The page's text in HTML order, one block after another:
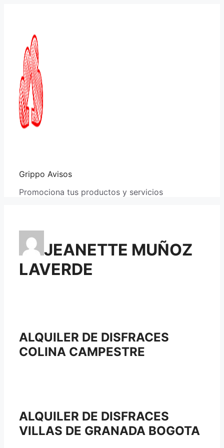
Grippo Avisos
Promociona tus productos y servicios
JEANETTE MUÑOZ
LAVERDE
ALQUILER DE DISFRACES
COLINA CAMPESTRE
ALQUILER DE DISFRACES
VILLAS DE GRANADA BOGOTA